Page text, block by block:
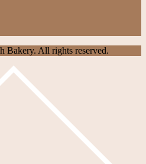
Bakery. All rights reserved.